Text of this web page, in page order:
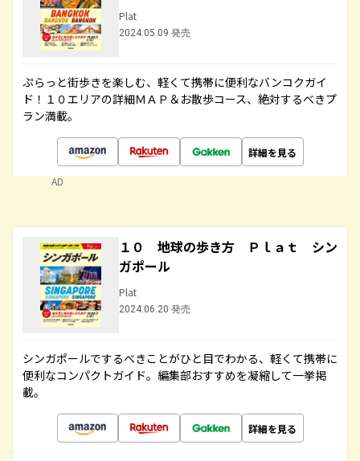
Plat
2024.05.09 発売
ぷらっと街歩きを楽しむ、軽くて携帯に便利なバンコクガイ
ド！１０エリアの詳細ＭＡＰ＆お散歩コース、絶対するべきプ
ラン満載。
詳細を見る
AD
１０ 地球の歩き方 Ｐｌａｔ シン
ガポール
Plat
2024.06.20 発売
シンガポールでするべきことがひと目でわかる、軽くて携帯に
便利なコンパクトガイド。編集部おすすめを凝縮して一挙掲
載。
詳細を見る